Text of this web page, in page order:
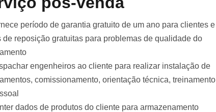
período de garantia gratuito de um ano para clientes e
de reposição gratuitas para problemas de qualidade do
engenheiros ao cliente para realizar instalação de
comissionamento, orientação técnica, treinamento
dados de produtos do cliente para armazenamento